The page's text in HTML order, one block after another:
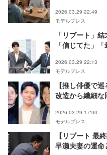
2026.03.29 22:49
モデルプレス
「リブート」
「信じてた」
2026.03.29 22:13
モデルプレス
【推し俳優で
改造から繊細
2026.03.29 17:00
モデルプレス
【リブート 最
早瀬夫妻の運命